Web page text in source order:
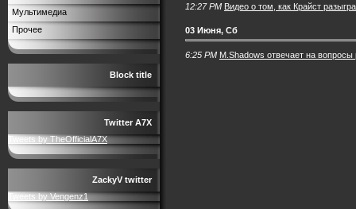
Мультимедиа
Прочее
Block title
Twitter A7X
Tweets by TheOfficialA7X
ZackyV twitter
Tweets by Vengenz1
12:27 PM Видео о том, как Крайст
03 Июня, Сб
6:25 PM M.Shadows отвечает на вопросы